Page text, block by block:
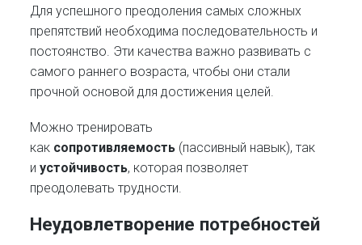
Для успешного преодоления самых сложных
препятствий необходима последовательность и
постоянство. Эти качества важно развивать с
самого раннего возраста, чтобы они стали
прочной основой для достижения целей.
Можно тренировать
как сопротивляемость (пассивный навык), так
иустойчивость, которая позволяет
преодолевать трудности.
Неудовлетворение потребностей